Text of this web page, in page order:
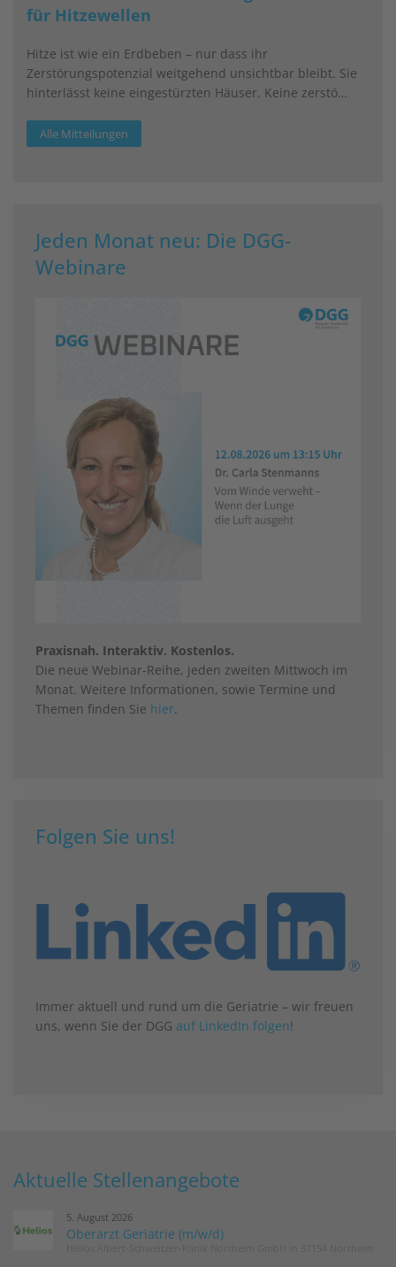
für Hitzewellen
Hitze ist wie ein Erdbeben – nur dass ihr
Zerstörungspotenzial weitgehend unsichtbar bleibt. Sie
hinterlässt keine eingestürzten Häuser. Keine zerstö…
Alle Mitteilungen
Jeden Monat neu: Die DGG-
Webinare
Praxisnah. Interaktiv. Kostenlos.
Die neue Webinar-Reihe, jeden zweiten Mittwoch im
Monat. Weitere Informationen, sowie Termine und
Themen finden Sie hier.
Folgen Sie uns!
Immer aktuell und rund um die Geriatrie – wir freuen
uns, wenn Sie der DGG auf LinkedIn folgen!
Aktuelle Stellenangebote
5. August 2026
Oberarzt Geriatrie (m/w/d)